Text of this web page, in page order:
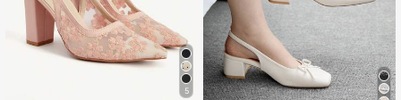
4.84 253K 팔로워
253K 팔로워5